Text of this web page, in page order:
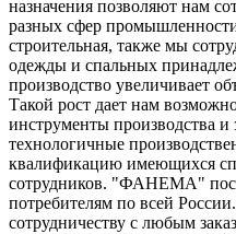
назначения позволяют нам
разных сфер
строительная, также мы
одежды и спальных
производство увеличивает
Такой рост дает нам
инструменты производства и
технологичные
квалификацию имеющихся
сотрудников. "ФАНЕМА"
потребителям по всей
сотрудничеству с любым